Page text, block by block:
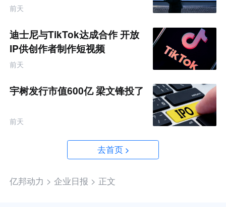
前天
迪士尼与TikTok达成合作 开放
IP供创作者制作短视频
前天
宇树发行市值600亿 梁文锋投了
前天
去首页
亿邦动力 > 企业日报 > 正文